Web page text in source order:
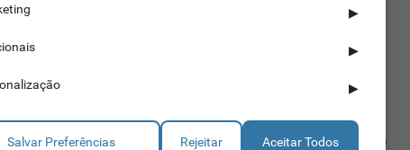
Tripoides
os sentidos
Assegura a segurança do seu espaço
Espaços pequenos não são problema
▶
▶
▶
Salvar Preferências Rejeitar Aceitar Todos